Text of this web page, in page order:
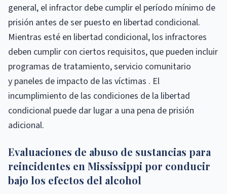
general, el infractor debe cumplir el período mínimo de
prisión antes de ser puesto en libertad condicional.
Mientras esté en libertad condicional, los infractores
deben cumplir con ciertos requisitos, que pueden incluir
programas de tratamiento, servicio comunitario
y paneles de impacto de las víctimas . El
incumplimiento de las condiciones de la libertad
condicional puede dar lugar a una pena de prisión
adicional.
Evaluaciones de abuso de sustancias para
reincidentes en Mississippi por conducir
bajo los efectos del alcohol